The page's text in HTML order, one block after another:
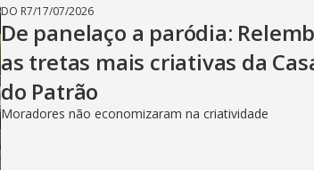
DO R7/17/07/2026
De panelaço a paródia:
as tretas mais criativas da
do Patrão
Moradores não economizaram na criatividade